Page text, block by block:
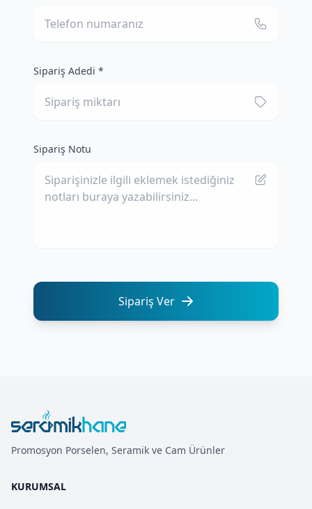
Sipariş Adedi *
Sipariş Notu
Sipariş Ver
Promosyon Porselen, Seramik ve Cam Ürünler
KURUMSAL